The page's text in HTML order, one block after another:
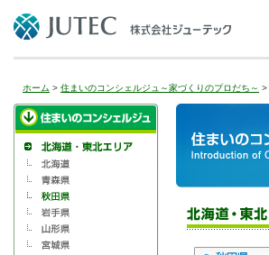
ホーム > 住まいのコンシェルジュ～家づくりのプロだち～ >